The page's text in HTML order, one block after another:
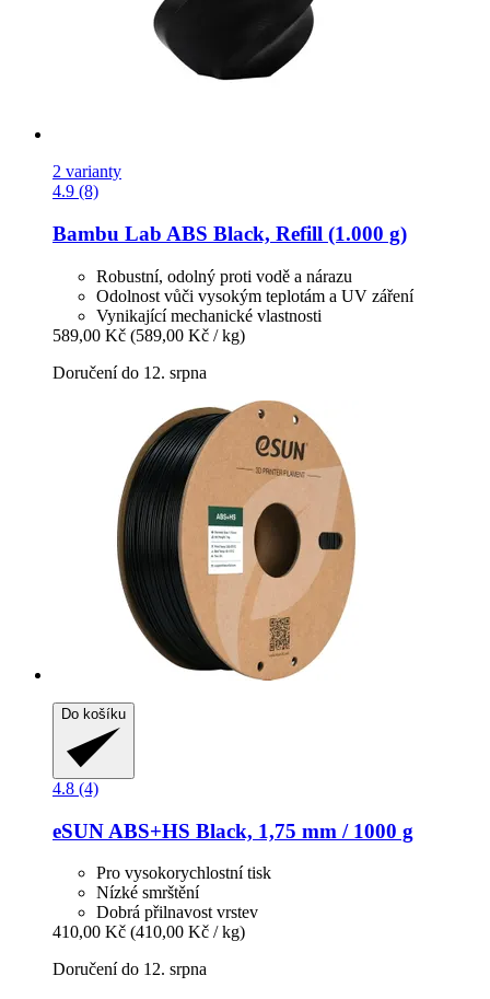
2 varianty
4.9 (8)
Bambu Lab ABS Black, Refill (1.000 g)
Robustní, odolný proti vodě a nárazu
Odolnost vůči vysokým teplotám a UV záření
Vynikající mechanické vlastnosti
589,00 Kč (589,00 Kč / kg)
Doručení do 12. srpna
Do košíku
4.8 (4)
eSUN ABS+HS Black, 1,75 mm / 1000 g
Pro vysokorychlostní tisk
Nízké smrštění
Dobrá přilnavost vrstev
410,00 Kč (410,00 Kč / kg)
Doručení do 12. srpna